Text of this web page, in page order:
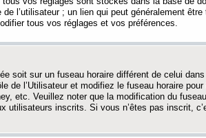
l’utilisateur ; un lien qui peut généralement
tous vos réglages et vos préférences.
soit sur un fuseau horaire différent de celui
de l’Utilisateur et modifiez le fuseau horaire
etc. Veuillez noter que la modification du
utilisateurs inscrits. Si vous n’êtes pas inscrit,